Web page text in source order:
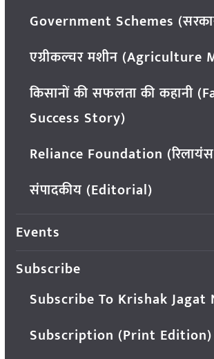
Government Schemes
एग्रीकल्चर मशीन (Agriculture
किसानों की सफलता की कहानी
Success Story)
Reliance Foundation
संपादकीय (Editorial)
Events
Subscribe
Subscribe To Krishak
Subscription (Print Edition)